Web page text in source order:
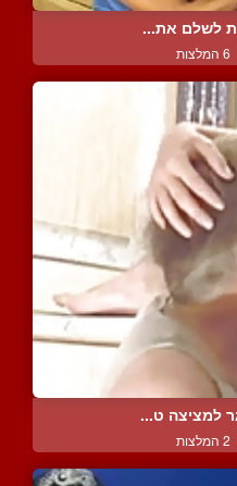
לשלם את...
6 המלצות
למציצה ט...
2 המלצות